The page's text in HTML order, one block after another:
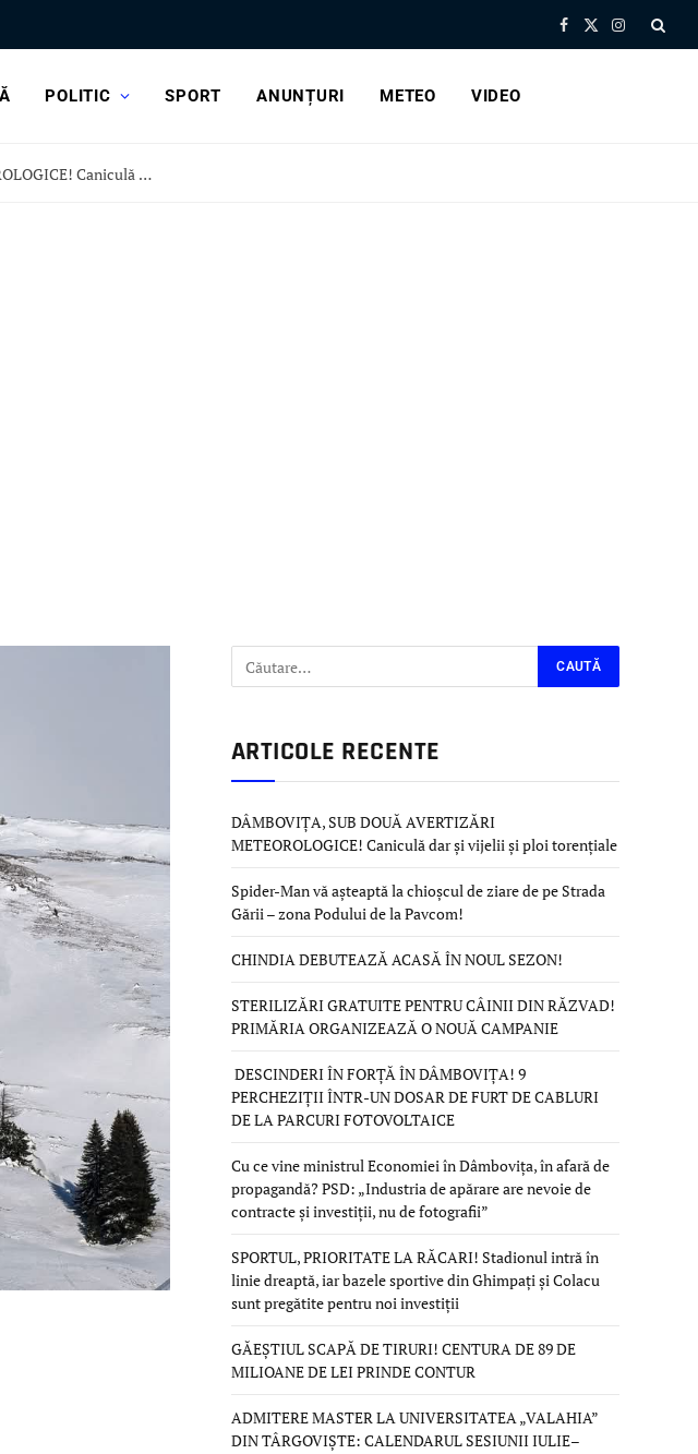
Facebook
X
Instagram
POLITIC SPORT ANUNȚURI METEO VIDEO
DÂMBOVIȚA, SUB DOUĂ AVERTIZĂRI METEOROLOGICE! Caniculă dar și vijelii și ploi torențiale
ARTICOLE RECENTE
DÂMBOVIȚA, SUB DOUĂ AVERTIZĂRI
METEOROLOGICE! Caniculă dar și vijelii și ploi torențiale
Spider-Man vă așteaptă la chioșcul de ziare de pe Strada
Gării – zona Podului de la Pavcom!
CHINDIA DEBUTEAZĂ ACASĂ ÎN NOUL SEZON!
STERILIZĂRI GRATUITE PENTRU CÂINII DIN RĂZVAD!
PRIMĂRIA ORGANIZEAZĂ O NOUĂ CAMPANIE
DESCINDERI ÎN FORȚĂ ÎN DÂMBOVIȚA! 9
PERCHEZIȚII ÎNTR-UN DOSAR DE FURT DE CABLURI
DE LA PARCURI FOTOVOLTAICE
Cu ce vine ministrul Economiei în Dâmbovița, în afară de
propagandă? PSD: „Industria de apărare are nevoie de
contracte și investiții, nu de fotografii”
SPORTUL, PRIORITATE LA RĂCARI! Stadionul intră în
linie dreaptă, iar bazele sportive din Ghimpați și Colacu
sunt pregătite pentru noi investiții
GĂEȘTIUL SCAPĂ DE TIRURI! CENTURA DE 89 DE
MILIOANE DE LEI PRINDE CONTUR
ADMITERE MASTER LA UNIVERSITATEA „VALAHIA”
DIN TÂRGOVIȘTE: CALENDARUL SESIUNII IULIE–